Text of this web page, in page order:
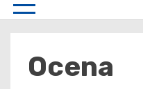
Ocena